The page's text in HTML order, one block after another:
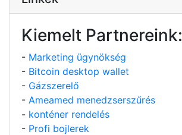
Kiemelt Partnereink:
- Marketing ügynökség
- Bitcoin desktop wallet
- Gázszerelő
- Ameamed menedzserszűrés
- konténer rendelés
- Profi bojlerek